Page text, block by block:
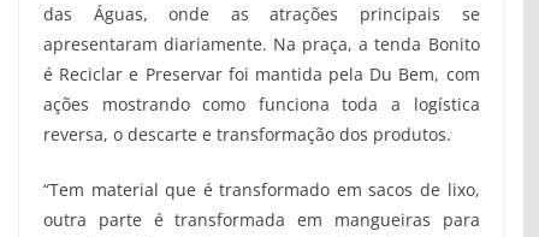
das Águas, onde as atrações principais se
apresentaram diariamente. Na praça, a tenda Bonito
é Reciclar e Preservar foi mantida pela Du Bem, com
ações mostrando como funciona toda a logística
reversa, o descarte e transformação dos produtos.
“Tem material que é transformado em sacos de lixo,
outra parte é transformada em mangueiras para